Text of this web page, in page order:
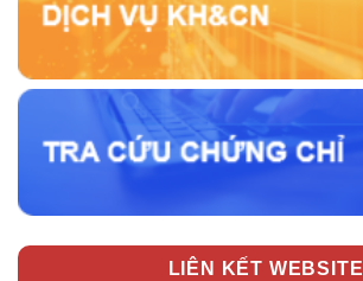
LIÊN KẾT WEBSITE